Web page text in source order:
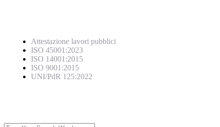
Attestazione lavori pubblici
ISO 45001:2023
ISO 14001:2015
ISO 9001:2015
UNI/PdR 125:2022